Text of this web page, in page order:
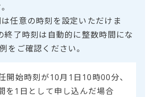
任意の時刻を設定いただけま
終了時刻は自動的に整数時間にな
をご確認ください。
開始時刻が10月1日10時00分、
を1日として申し込んだ場合